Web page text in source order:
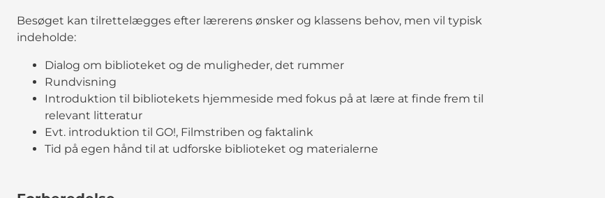
Besøget kan tilrettelægges efter lærerens ønsker og klassens behov, men vil typisk
indeholde:
Dialog om biblioteket og de muligheder, det rummer
Rundvisning
Introduktion til bibliotekets hjemmeside med fokus på at lære at finde frem til
relevant litteratur
Evt. introduktion til GO!, Filmstriben og faktalink
Tid på egen hånd til at udforske biblioteket og materialerne